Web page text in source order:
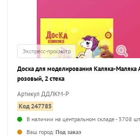
Экспресс-просмотр
Доска для моделирования Каляка-Маляка
розовый, 2 стека
Артикул ДДЛКМ-Р
Код 247785
В наличии на центральном складе - 3708
Ваш город: Под заказ